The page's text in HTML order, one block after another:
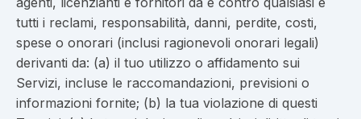
tutti i reclami, responsabilità, danni, perdite, costi,
spese o onorari (inclusi ragionevoli onorari legali)
derivanti da: (a) il tuo utilizzo o affidamento sui
Servizi, incluse le raccomandazioni, previsioni o
informazioni fornite; (b) la tua violazione di questi